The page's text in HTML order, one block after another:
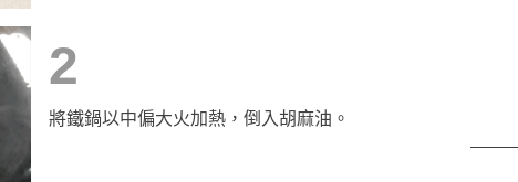
2
將鐵鍋以中偏大火加熱，倒入胡麻油。